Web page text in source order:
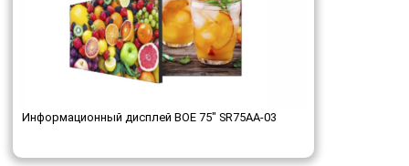
Информационный дисплей BOE 75" SR75AA-03